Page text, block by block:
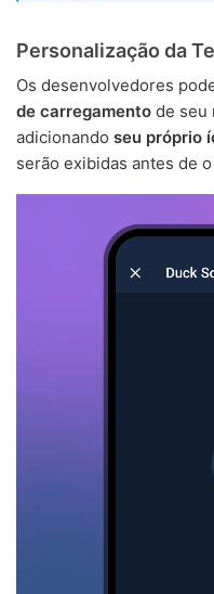
Personalização da
Os desenvolvedores
de carregamento de seu
adicionando seu próprio
serão exibidas antes de